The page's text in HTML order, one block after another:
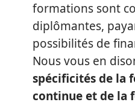
formations sont
diplômantes,
possibilités de
Nous vous en
spécificités de la
continue et de